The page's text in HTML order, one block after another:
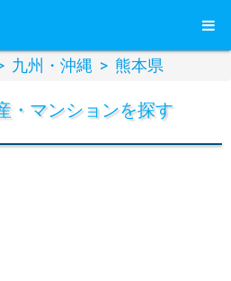
九州・沖縄 > 熊本県
・マンションを探す